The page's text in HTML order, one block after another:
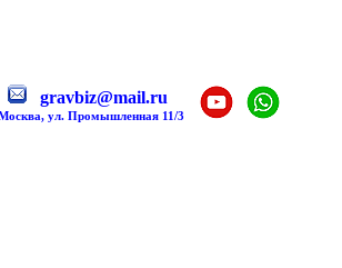
gravbiz@mail.ru
ул. Промышленная 11/3